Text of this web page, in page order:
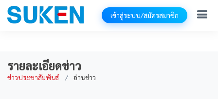
เข้าสู่ระบบ/สมัครสมาชิก
รายละเอียดข่าว
ข่าวประชาสัมพันธ์ อ่านข่าว